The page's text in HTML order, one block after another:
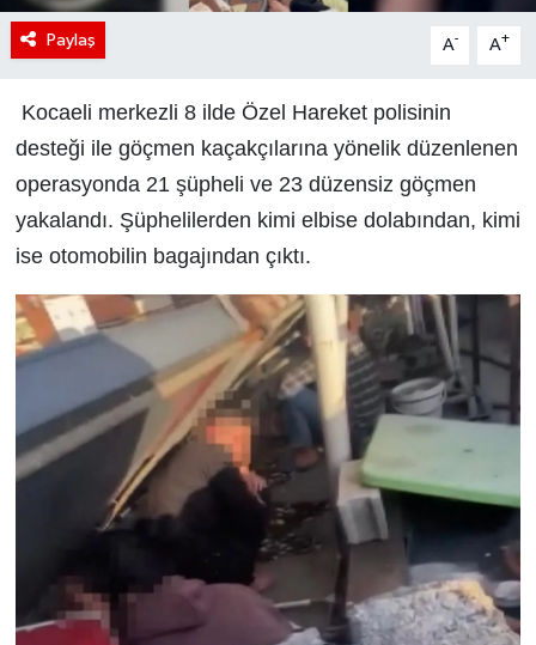
Paylaş A- A+
Kocaeli merkezli 8 ilde Özel Hareket polisinin
desteği ile göçmen kaçakçılarına yönelik düzenlenen
operasyonda 21 şüpheli ve 23 düzensiz göçmen
yakalandı. Şüphelilerden kimi elbise dolabından, kimi
ise otomobilin bagajından çıktı.